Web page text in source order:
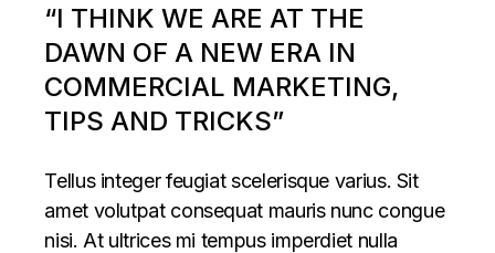
“I THINK WE ARE AT THE
DAWN OF A NEW ERA IN
COMMERCIAL MARKETING,
TIPS AND TRICKS”
Tellus integer feugiat scelerisque varius. Sit
amet volutpat consequat mauris nunc congue
nisi. At ultrices mi tempus imperdiet nulla